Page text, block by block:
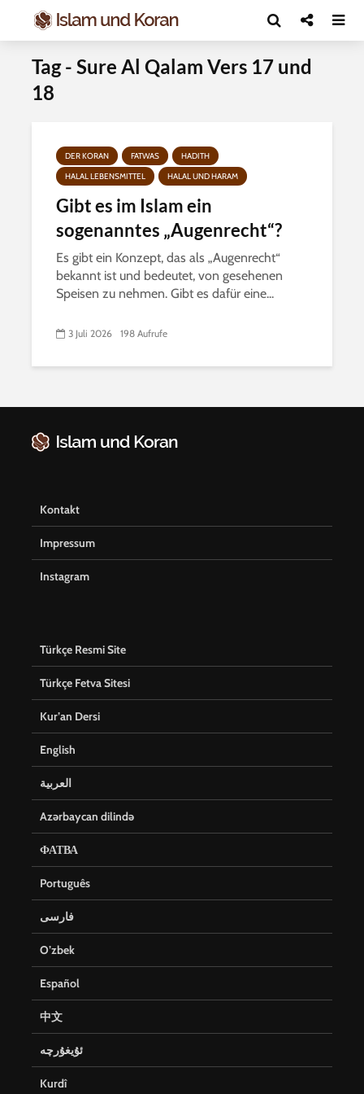
Tag - Sure Al Qalam Vers 17 und
18
DER KORAN FATWAS
HADITH
HALAL LEBENSMITTEL
HALAL UND HARAM
Gibt es im Islam ein
sogenanntes „Augenrecht“?
Es gibt ein Konzept, das als „Augenrecht“
bekannt ist und bedeutet, von gesehenen
Speisen zu nehmen. Gibt es dafür eine...
3 Juli 2026 198 Aufrufe
Kontakt
Impressum
Instagram
Türkçe Resmi Site
Türkçe Fetva Sitesi
Kur’an Dersi
English
العربية
Azərbaycan dilində
ФАТВА
Português
فارسی
O’zbek
Español
中文
ئۇيغۇرچە
Kurdî